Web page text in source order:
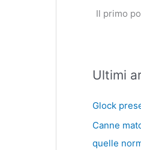
Il primo
Ultimi
Glock
Canne
quelle